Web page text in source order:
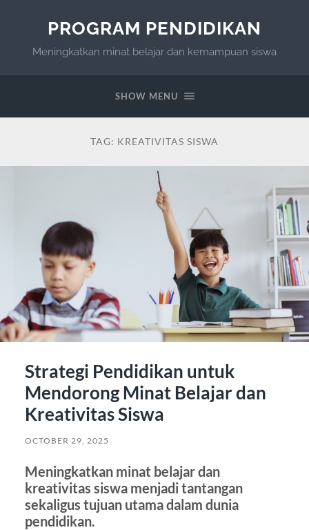
PROGRAM PENDIDIKAN
Meningkatkan minat belajar dan kemampuan siswa
SHOW MENU
TAG: KREATIVITAS SISWA
Strategi Pendidikan untuk
Mendorong Minat Belajar dan
Kreativitas Siswa
OCTOBER 29, 2025
Meningkatkan minat belajar dan
kreativitas siswa menjadi tantangan
sekaligus tujuan utama dalam dunia
pendidikan.